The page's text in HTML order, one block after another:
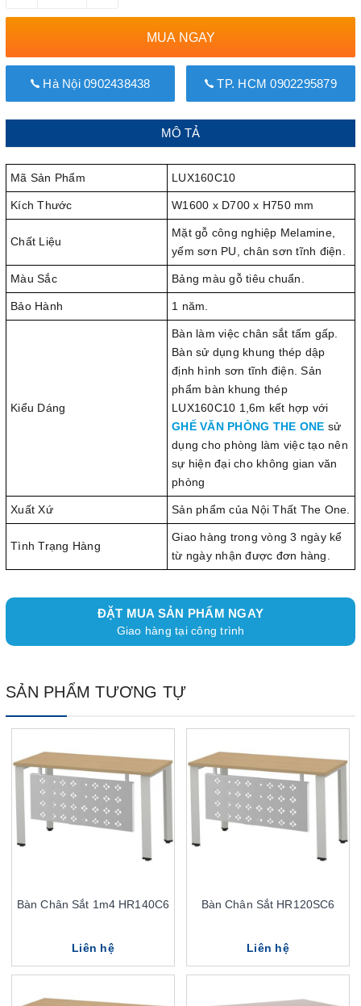
MUA NGAY
Hà Nội 0902438438 TP. HCM 0902295879
MÔ TẢ
Mã Sản Phẩm LUX160C10
Kích Thước W1600 x D700 x H750 mm
Chất Liệu
Mặt gỗ công nghiệp Melamine,
yếm sơn PU, chân sơn tĩnh điện.
Màu Sắc Bảng màu gỗ tiêu chuẩn.
Bảo Hành 1 năm.
Kiểu Dáng
Bàn làm việc chân sắt tấm gấp.
Bàn sử dụng khung thép dập
định hình sơn tĩnh điện. Sản
phẩm bàn khung thép
LUX160C10 1,6m kết hợp với
GHẾ VĂN PHÒNG THE ONE sử
dụng cho phòng làm việc tạo nên
sự hiện đại cho không gian văn
phòng
Xuất Xứ Sản phẩm của Nội Thất The One.
Tình Trạng Hàng
Giao hàng trong vòng 3 ngày kể
từ ngày nhận được đơn hàng.
ĐẶT MUA SẢN PHẨM NGAY
Giao hàng tại công trình
SẢN PHẨM TƯƠNG TỰ
Bàn Chân Sắt 1m4 HR140C6
Liên hệ
Bàn Chân Sắt HR120SC6
Liên hệ